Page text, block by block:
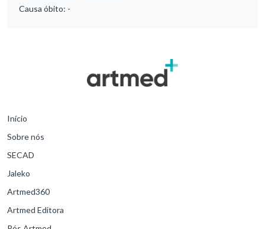
Causa óbito: -
Início
Sobre nós
SECAD
Jaleko
Artmed360
Artmed Editora